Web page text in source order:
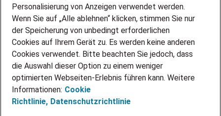
STANDORTE
BLOG
PRESSE
KONTAKT
@Adecco 2026
IMPRESSUM
DATENSCHUTZ
Personalisierung von Anzeigen verwendet werden.
Wenn Sie auf „Alle ablehnen“ klicken, stimmen Sie nur
der Speicherung von unbedingt erforderlichen
Cookies auf Ihrem Gerät zu. Es werden keine anderen
Cookies verwendet. Bitte beachten Sie jedoch, dass
die Auswahl dieser Option zu einem weniger
optimierten Webseiten-Erlebnis führen kann. Weitere
Informationen: Cookie
Richtlinie, Datenschutzrichtlinie